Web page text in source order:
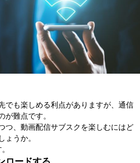
でも楽しめる利点がありますが、通信
難点です。
つ、動画配信サブスクを楽しむにはど
うか。